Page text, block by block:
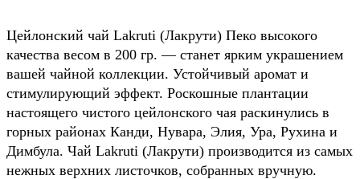
Цейлонский чай Lakruti (Лакрути) Пеко высокого
качества весом в 200 гр. — станет ярким украшением
вашей чайной коллекции. Устойчивый аромат и
стимулирующий эффект. Роскошные плантации
настоящего чистого цейлонского чая раскинулись в
горных районах Канди, Нувара, Элия, Ура, Рухина и
Димбула. Чай Lakruti (Лакрути) производится из самых
нежных верхних листочков, собранных вручную.